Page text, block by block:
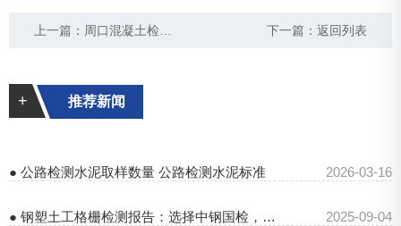
上一篇： 周口混凝土检测哪家好 周口混凝土检测实验室 下一篇： 返回列表
+ 推荐新闻
● 公路检测水泥取样数量 公路检测水泥标准 2026-03-16
● 钢塑土工格栅检测报告：选择中钢国检，保障检测准确可靠 2025-09-04